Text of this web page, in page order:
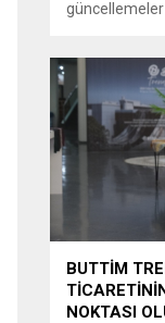
çekmek
yenilikler,
duyuruları
getiriyor.
kullanım
esneklik ve...
BUTTİM
NOKTASI